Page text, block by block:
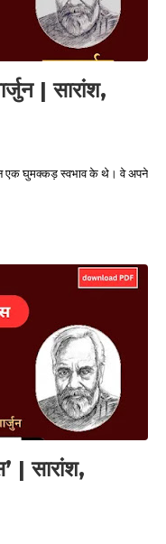
| सारांश,
एक घुमक्कड़ स्वभाव के थे। वे अपने
| सारांश,